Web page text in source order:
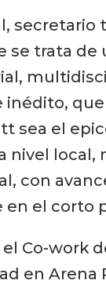
secretario
se trata de
inédito,
sea el
nivel local,
con
en el corto
Co-work
en Arena